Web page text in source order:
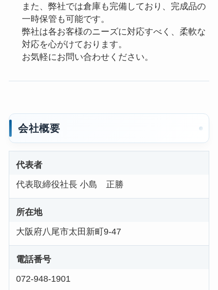
また、弊社では倉庫も完備しており、完成品の
一時保管も可能です。
弊社は各お客様のニーズに対応すべく、柔軟な
対応を心がけております。
お気軽にお問い合わせください。
会社概要
代表者
代表取締役社長 小島 正勝
所在地
大阪府八尾市太田新町9-47
電話番号
072-948-1901